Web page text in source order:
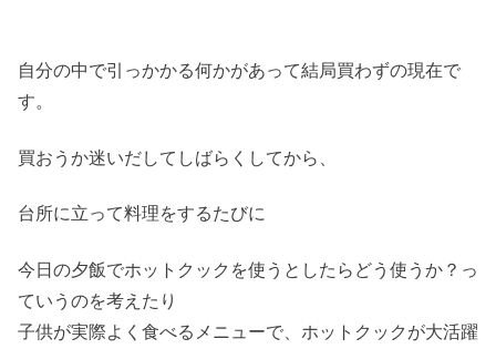
自分の中で引っかかる何かがあって結局買わずの現在で
す。
買おうか迷いだしてしばらくしてから、
台所に立って料理をするたびに
今日の夕飯でホットクックを使うとしたらどう使うか？っ
ていうのを考えたり
子供が実際よく食べるメニューで、ホットクックが大活躍